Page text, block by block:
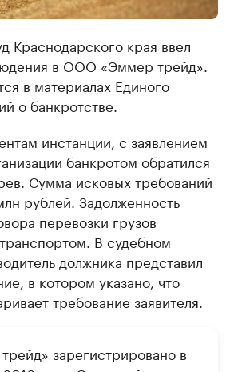
Краснодарского края ввел
в ООО «Эммер трейд».
в материалах Единого
о банкротстве.
инстанции, с заявлением
банкротом обратился
Сумма исковых требований
рублей. Задолженность
перевозки грузов
В судебном
должника представил
в котором указано, что
требование заявителя.
зарегистрировано в